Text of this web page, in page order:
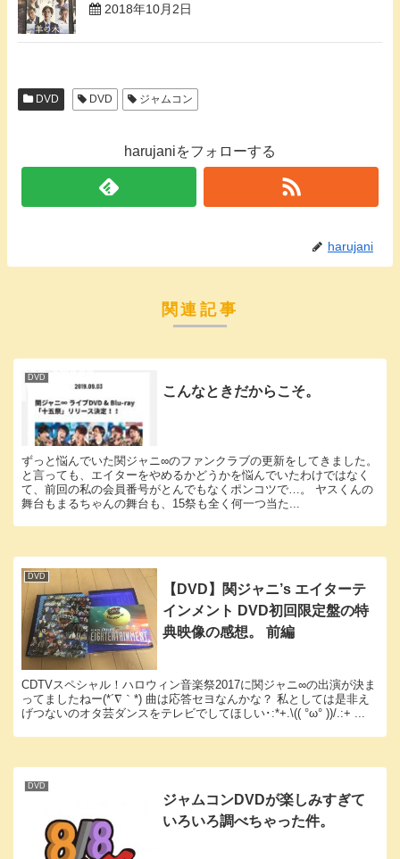
2018年10月2日
DVD DVD ジャムコン
harujaniをフォローする
harujani
関連記事
DVD
こんなときだからこそ。
ずっと悩んでいた関ジャニ∞のファンクラブの更新をしてきました。
と言っても、エイターをやめるかどうかを悩んでいたわけではなく
て、前回の私の会員番号がとんでもなくポンコツで…。 ヤスくんの
舞台もまるちゃんの舞台も、15祭も全く何一つ当た...
DVD
【DVD】関ジャニ’s エイターテ
インメント DVD初回限定盤の特
典映像の感想。 前編
CDTVスペシャル！ハロウィン音楽祭2017に関ジャニ∞の出演が決ま
ってましたねー(*´∇｀*) 曲は応答セヨなんかな？ 私としては是非え
げつないのオタ芸ダンスをテレビでしてほしい･:*+.\(( °ω° ))/.:+ ...
DVD
ジャムコンDVDが楽しみすぎて
いろいろ調べちゃった件。